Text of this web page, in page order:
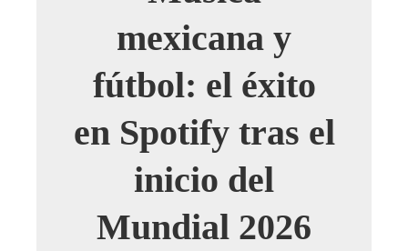
mexicana y
fútbol: el éxito
en Spotify tras el
inicio del
Mundial 2026